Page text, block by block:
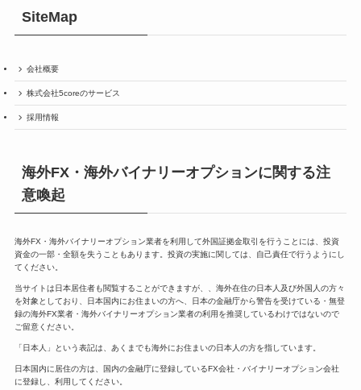
SiteMap
会社概要
株式会社5coreのサービス
採用情報
海外FX・海外バイナリーオプションに関する注
意喚起
海外FX・海外バイナリーオプション業者を利用して外国証拠金取引を行うことには、投資
資金の一部・全額を失うこともあります。投資の実施に関しては、自己責任で行うようにし
てください。
当サイトは日本居住者も閲覧することができますが、、海外在住の日本人及び外国人の方々
を対象としており、日本国内にお住まいの方へ、日本の金融庁から警告を受けている・無登
録の海外FX業者・海外バイナリーオプション業者の利用を推奨しているわけではないので
ご留意ください。
「日本人」という表記は、あくまでも海外にお住まいの日本人の方を指しています。
日本国内に居住の方は、国内の金融庁に登録しているFX会社・バイナリーオプション会社
に登録し、利用してください。